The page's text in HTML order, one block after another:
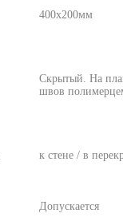
400х200мм
Скрытый. На
швов
к стене / в
Допускается